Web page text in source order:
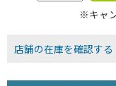
※キャ
店舗の在庫を確認する